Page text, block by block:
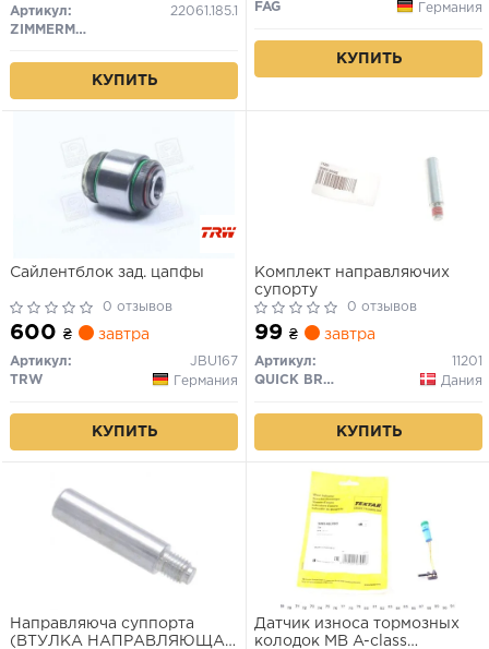
Артикул:
22061.185.1
ZIMMERMANN
КУПИТЬ
FAG
Германия
КУПИТЬ
Сайлентблок зад. цапфы
0 отзывов
600 ₴ завтра
Артикул:
JBU167
TRW
Германия
КУПИТЬ
Комплект направляючих
супорту
0 отзывов
99 ₴ завтра
Артикул:
11201
QUICK BRAKE
Дания
КУПИТЬ
Направляюча суппорта
(ВТУЛКА НАПРАВЛЯЮЩАЯ
Датчик износа тормозных
колодок MB A-class